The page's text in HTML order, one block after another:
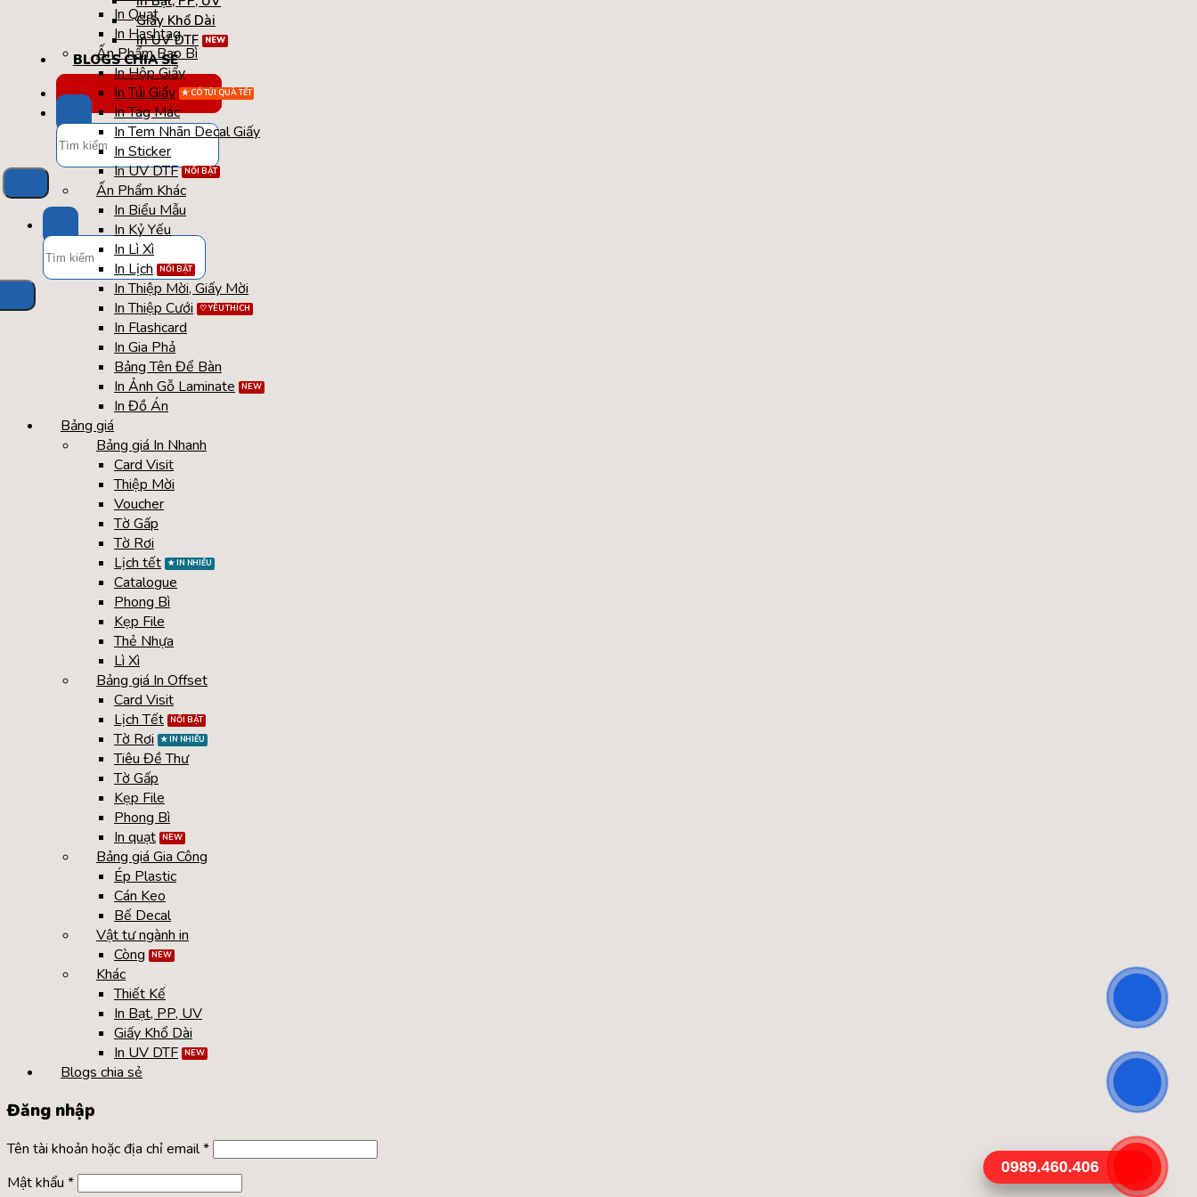
Giấy Khổ Dài
In UV DTF
BLOGS CHIA SẺ
TÚI / HỘP QUÀ TẾT
Tìm
kiếm:
Tìm
kiếm:
In Quạt
In Hashtag
Ấn Phẩm Bao Bì
In Hộp Giấy
In Túi Giấy
In Tag Mác
In Tem Nhãn Decal Giấy
In Sticker
In UV DTF
Ấn Phẩm Khác
In Biểu Mẫu
In Kỷ Yếu
In Lì Xì
In Lịch
In Thiệp Mời, Giấy Mời
In Thiệp Cưới
In Flashcard
In Gia Phả
Bảng Tên Để Bàn
In Ảnh Gỗ Laminate
In Đồ Án
Bảng giá
Bảng giá In Nhanh
Card Visit
Thiệp Mời
Voucher
Tờ Gấp
Tờ Rơi
Lịch tết
Catalogue
Phong Bì
Kẹp File
Thẻ Nhựa
Lì Xì
Bảng giá In Offset
Card Visit
Lịch Tết
Tờ Rơi
Tiêu Đề Thư
Tờ Gấp
Kẹp File
Phong Bì
In quạt
Bảng giá Gia Công
Ép Plastic
Cán Keo
Bế Decal
Vật tư ngành in
Còng
Khác
Thiết Kế
In Bạt, PP, UV
Giấy Khổ Dài
In UV DTF
Blogs chia sẻ
0989.460.406
Đăng nhập
Tên tài khoản hoặc địa chỉ email*
Mật khẩu *